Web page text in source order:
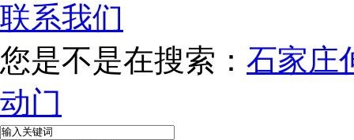
联系我们
您是不是在搜索： 石家庄
动门